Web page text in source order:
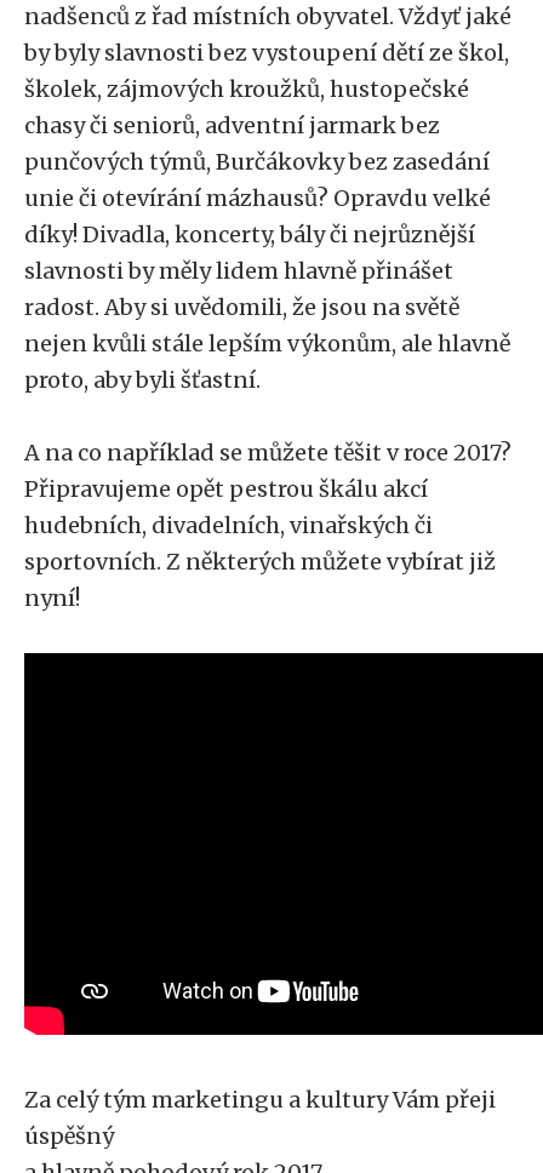
nadšenců z řad místních obyvatel. Vždyť jaké
by byly slavnosti bez vystoupení dětí ze škol,
školek, zájmových kroužků, hustopečské
chasy či seniorů, adventní jarmark bez
punčových týmů, Burčákovky bez zasedání
unie či otevírání mázhausů? Opravdu velké
díky! Divadla, koncerty, bály či nejrůznější
slavnosti by měly lidem hlavně přinášet
radost. Aby si uvědomili, že jsou na světě
nejen kvůli stále lepším výkonům, ale hlavně
proto, aby byli šťastní.
A na co například se můžete těšit v roce 2017?
Připravujeme opět pestrou škálu akcí
hudebních, divadelních, vinařských či
sportovních. Z některých můžete vybírat již
nyní!
Za celý tým marketingu a kultury Vám přeji
úspěšný